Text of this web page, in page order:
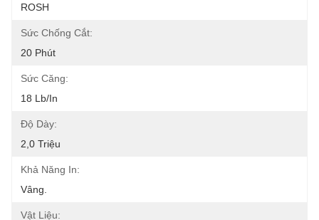
ROSH
Sức Chống Cắt:
20 Phút
Sức Căng:
18 Lb/in
Độ Dày:
2,0 Triệu
Khả Năng In:
Vâng.
Vật Liệu: